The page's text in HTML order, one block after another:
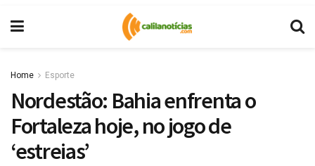
Home Esporte
Nordestão: Bahia enfrenta o
Fortaleza hoje, no jogo de
‘estreias’